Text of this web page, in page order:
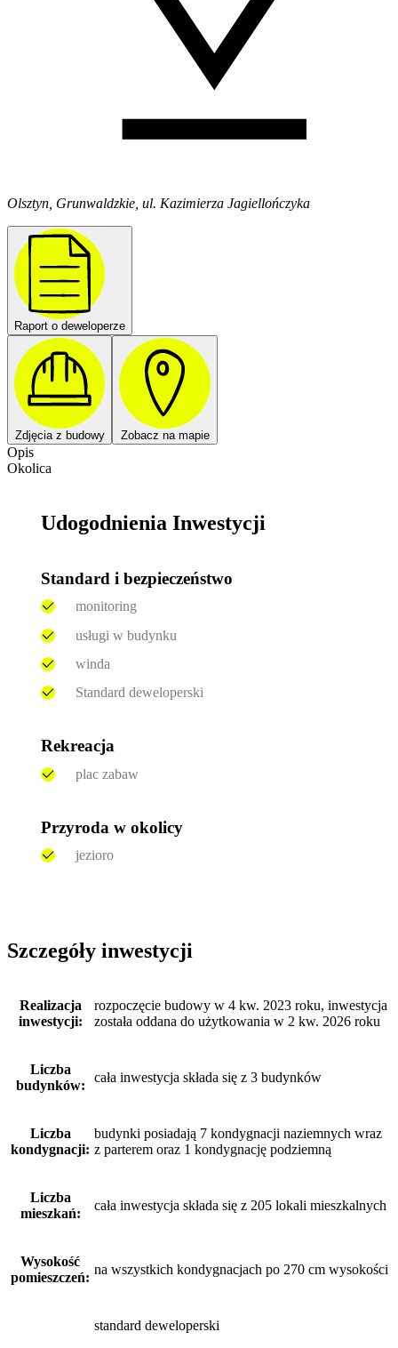
Olsztyn, Grunwaldzkie, ul. Kazimierza Jagiellończyka
Raport o deweloperze
Zdjęcia z budowy Zobacz na mapie
Opis
Okolica
Udogodnienia Inwestycji
Standard i bezpieczeństwo
monitoring
usługi w budynku
winda
Standard deweloperski
Rekreacja
plac zabaw
Przyroda w okolicy
jezioro
Szczegóły inwestycji
Realizacja
inwestycji:
rozpoczęcie budowy w 4 kw. 2023 roku, inwestycja
została oddana do użytkowania w 2 kw. 2026 roku
Liczba
budynków:
cała inwestycja składa się z 3 budynków
Liczba
kondygnacji:
budynki posiadają 7 kondygnacji naziemnych wraz
z parterem oraz 1 kondygnację podziemną
Liczba
mieszkań:
cała inwestycja składa się z 205 lokali mieszkalnych
Wysokość
pomieszczeń:
na wszystkich kondygnacjach po 270 cm wysokości
standard deweloperski